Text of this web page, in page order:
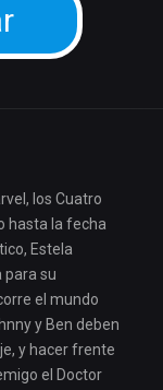
los Cuatro
hasta la fecha
Estela
para su
el mundo
y Ben deben
y hacer frente
el Doctor